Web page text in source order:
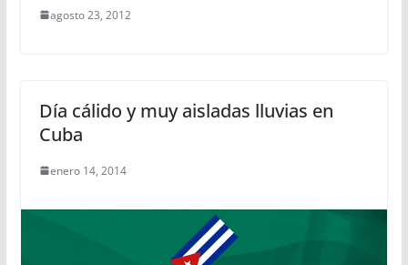
agosto 23, 2012
Día cálido y muy aisladas lluvias en
Cuba
enero 14, 2014